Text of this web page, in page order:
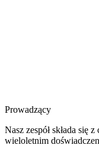
Prowadzący
Nasz zespół składa się
wieloletnim